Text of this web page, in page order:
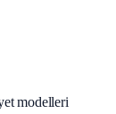
modelleri